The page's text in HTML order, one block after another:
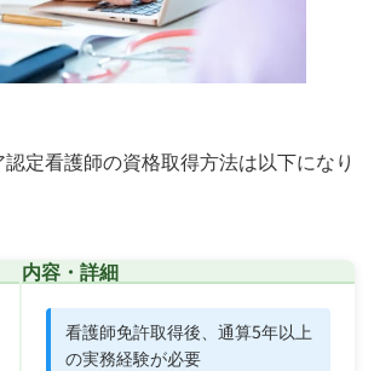
定看護師の資格取得方法は以下になり
内容・詳細
看護師免許取得後、通算5年以上
の実務経験が必要